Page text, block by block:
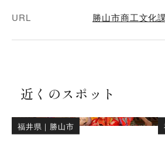
URL 勝山市商工文化課
近くのスポット
福井県 ｜ 勝山市